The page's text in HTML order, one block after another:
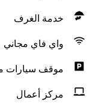
خدمة الغرف
واي فاي مجاني
موقف سيارات
مركز أعمال